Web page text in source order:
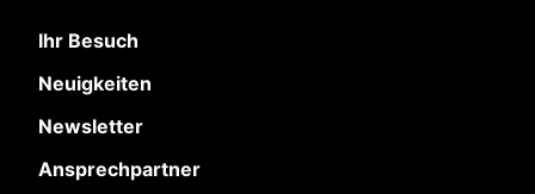
Ihr Besuch
Neuigkeiten
Newsletter
Ansprechpartner